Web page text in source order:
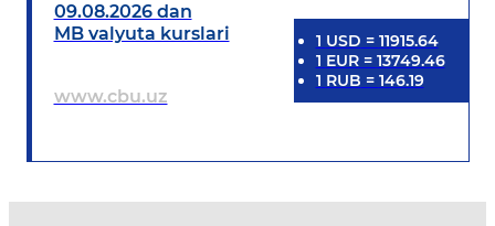
09.08.2026 dan
MB valyuta kurslari
www.cbu.uz
1 USD = 11915.64
1 EUR= 13749.46
1 RUB = 146.19